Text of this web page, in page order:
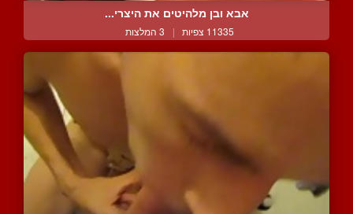
אבא ובן מלהיטים את היצרי...
11335 צפיות | 3 המלצות